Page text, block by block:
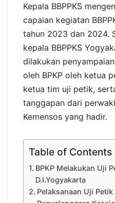
Kepala BBPPKS
capaian kegiatan
tahun 2023 dan 2024.
kepala BBPPKS
dilakukan
oleh BPKP oleh ketua
ketua tim uji petik,
tanggapan dari
Kemensos yang hadir.
Table of Contents
BPKP Melakukan Uji
D.I.Yogyakarta
Pelaksanaan Uji